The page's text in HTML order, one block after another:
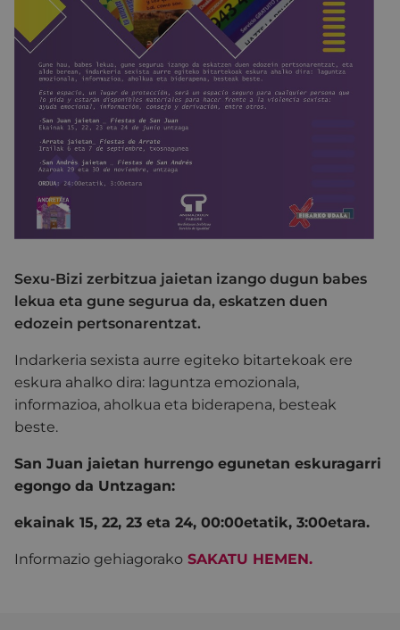
Sexu-Bizi zerbitzua jaietan izango dugun babes
lekua eta gune segurua da, eskatzen duen
edozein pertsonarentzat.
Indarkeria sexista aurre egiteko bitartekoak ere
eskura ahalko dira: laguntza emozionala,
informazioa, aholkua eta biderapena, besteak
beste.
San Juan jaietan hurrengo egunetan eskuragarri
egongo da Untzagan:
ekainak 15, 22, 23 eta 24, 00:00etatik, 3:00etara.
Informazio gehiagorako SAKATU HEMEN.